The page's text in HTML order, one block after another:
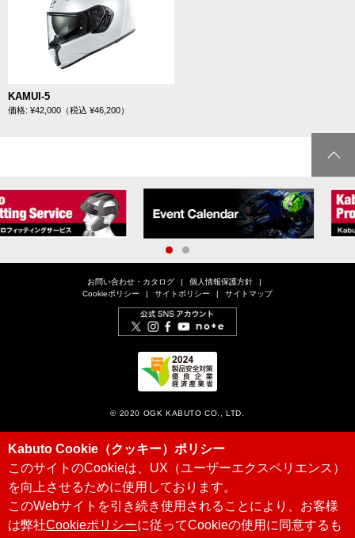
KAMUI-5
価格: ¥42,000（税込 ¥46,200）
1
お問い合わせ・カタログ
個人情報保護方針
Cookieポリシー
サイトポリシー サイトマップ
© 2020 OGK KABUTO CO., LTD.
Kabuto Cookie（クッキー）ポリシー
このサイトのCookieは、UX（ユーザーエクスペリエンス）
を向上させるために使用しております。
このWebサイトを引き続き使用されることにより、お客様
は弊社Cookieポリシーに従ってCookieの使用に同意するも